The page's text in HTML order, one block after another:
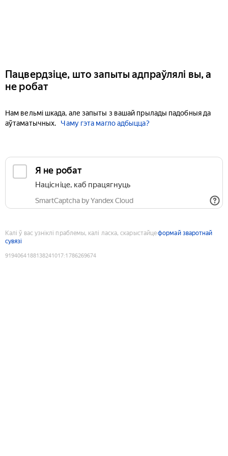
Пацвердзіце, што запыты адпраўлялі вы, а
не робат
Нам вельмі шкада, але запыты з вашай прылады падобныя да
аўтаматычных.
Чаму гэта магло адбыцца?
Я не робат
Націсніце, каб працягнуць
SmartCaptcha by Yandex Cloud
Калі ў вас узніклі праблемы, калі ласка, скарыстайцеформай зваротнай
сувязі
9194064188138241017:1786269674